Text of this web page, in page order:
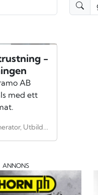
-
AB
med ett
NyhetDirekt, klimat, lyft, Elverk, generator, Utbildning, industri, tillverkningsindustri, Verkstadsindustri, utveckling, kompetensutveckling
ANNONS